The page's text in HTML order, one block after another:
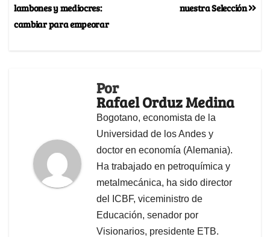
nuestra Selección
lambones y mediocres:
cambiar para empeorar
Por
Rafael Orduz Medina
Bogotano, economista de la
Universidad de los Andes y
doctor en economía (Alemania).
Ha trabajado en petroquímica y
metalmecánica, ha sido director
del ICBF, viceministro de
Educación, senador por
Visionarios, presidente ETB.